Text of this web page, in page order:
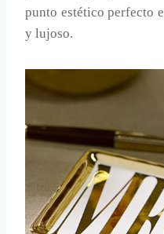
punto estético perfecto
y lujoso.